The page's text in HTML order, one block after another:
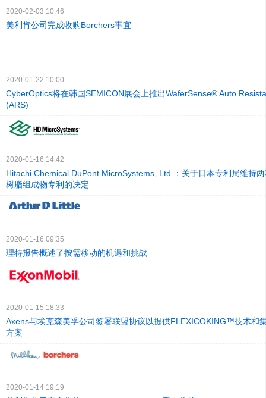
2020-02-03 10:46
美利肯公司完成收购Borchers事宜
2020-01-22 10:00
CyberOptics将在韩国SEMICON展会上推出WaferSense® Auto
(ARS)
2020-01-16 14:42
Hitachi Chemical DuPont MicroSystems, Ltd.：关于日本专利局维持
树脂组成物专利的决定
2020-01-16 09:35
理特报告概述了按需移动的机遇和挑战
2020-01-15 18:33
Axens与埃克森美孚公司签署联盟协议以提供FLEXICOKING™技术和
方案
2020-01-14 19:19